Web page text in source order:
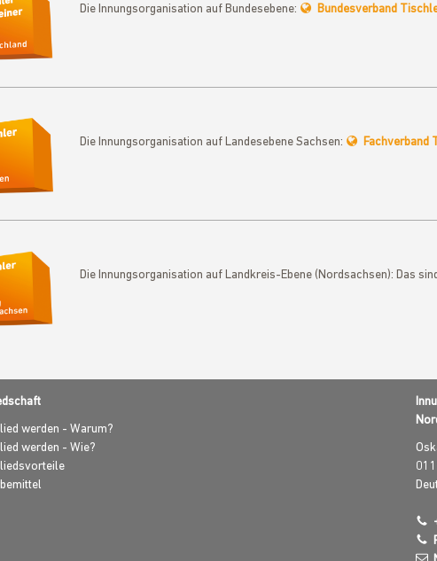
Die Innungsorganisation auf Bundesebene: Bundesverband
Die Innungsorganisation auf Landesebene Sachsen: Fachverband
Die Innungsorganisation auf Landkreis-Ebene (Nordsachsen): Das
werden - Warum?
werden - Wie?